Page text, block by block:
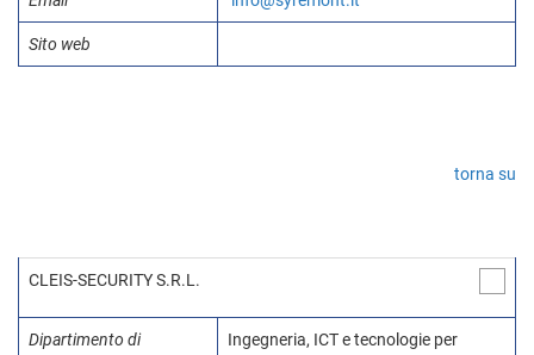
Sito web
torna su
CLEIS-SECURITY S.R.L.
Dipartimento di
Ingegneria, ICT e tecnologie per